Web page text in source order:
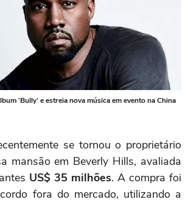
‘Bully’ e estreia nova música em evento na China
se tornou o proprietário
mansão em Beverly Hills, avaliada
US$ 35 milhões. A compra foi
fora do mercado, utilizando a